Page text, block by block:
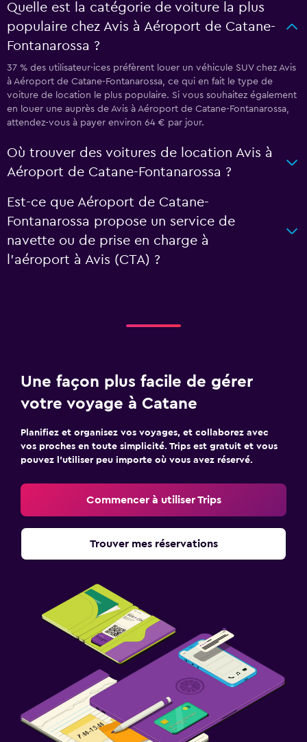
Quelle est la catégorie de voiture la plus
populaire chez Avis à Aéroport de Catane-
Fontanarossa ?
37 % des utilisateur·ices préfèrent louer un véhicule SUV chez Avis
à Aéroport de Catane-Fontanarossa, ce qui en fait le type de
voiture de location le plus populaire. Si vous souhaitez également
en louer une auprès de Avis à Aéroport de Catane-Fontanarossa,
attendez-vous à payer environ 64 € par jour.
Où trouver des voitures de location Avis à
Aéroport de Catane-Fontanarossa ?
Est-ce que Aéroport de Catane-
Fontanarossa propose un service de
navette ou de prise en charge à
l’aéroport à Avis (CTA) ?
Une façon plus facile de gérer
votre voyage à Catane
Planifiez et organisez vos voyages, et collaborez avec
vos proches en toute simplicité. Trips est gratuit et vous
pouvez l’utiliser peu importe où vous avez réservé.
Commencer à utiliser Trips
Trouver mes réservations